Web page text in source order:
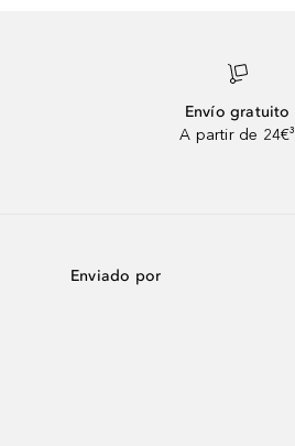
Envío gratuito
A partir de 24€³
Enviado por